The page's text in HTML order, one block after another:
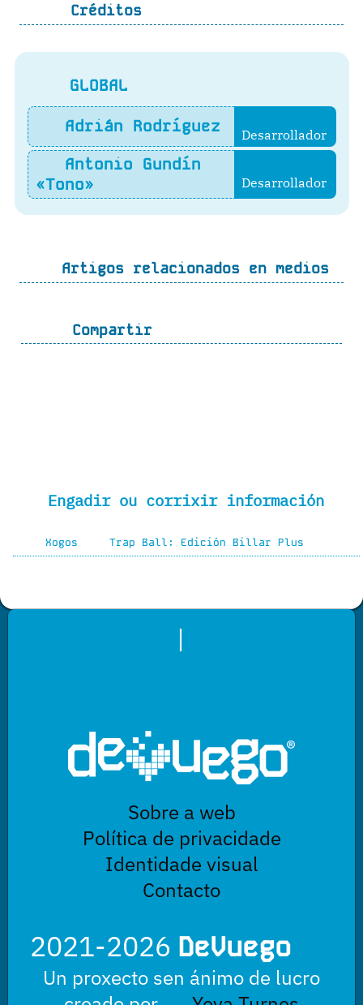
Créditos
GLOBAL
Adrián Rodríguez
Desarrollador
Antonio Gundín
«Tono»
Desarrollador
Artigos relacionados en medios
Compartir
Engadir ou corrixir información
Xogos Trap Ball: Edición Billar Plus
|
Sobre a web
Política de privacidade
Identidade visual
Contacto
2021-2026 DeVuego
Un proxecto sen ánimo de lucro